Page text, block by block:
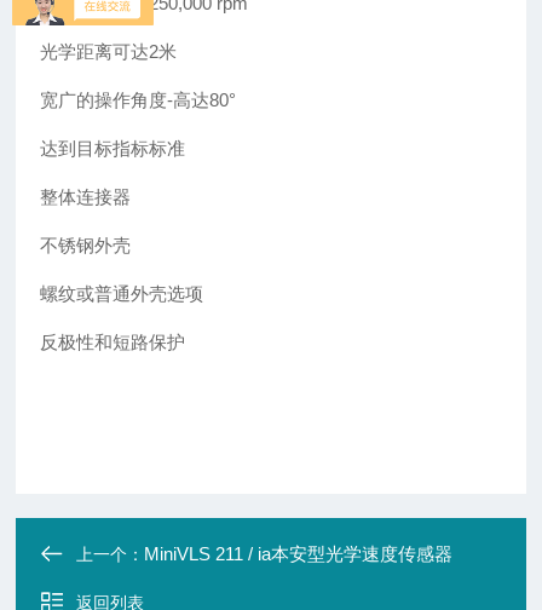
光学距离可达2米
宽广的操作角度-高达80°
达到目标指标标准
整体连接器
不锈钢外壳
螺纹或普通外壳选项
反极性和短路保护
上一个： MiniVLS 211 / ia本安型光学速度传感器
返回列表